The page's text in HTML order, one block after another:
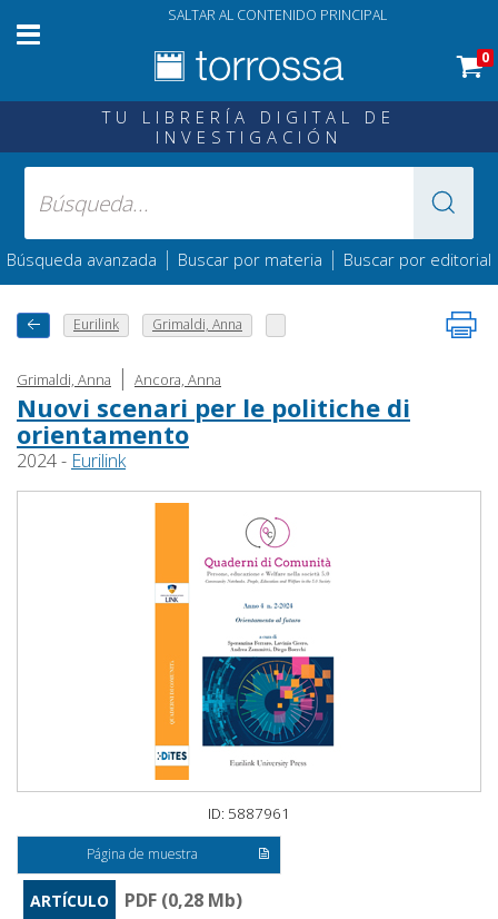
SALTAR AL CONTENIDO PRINCIPAL
0
TU LIBRERÍA DIGITAL DE
INVESTIGACIÓN
Búsqueda avanzada | Buscar por materia | Buscar por editorial
Eurilink Grimaldi, Anna
Grimaldi, Anna | Ancora, Anna
Nuovi scenari per le politiche di
orientamento
2024 - Eurilink
ID: 5887961
Página de muestra
ARTÍCULO
PDF (0,28 Mb)